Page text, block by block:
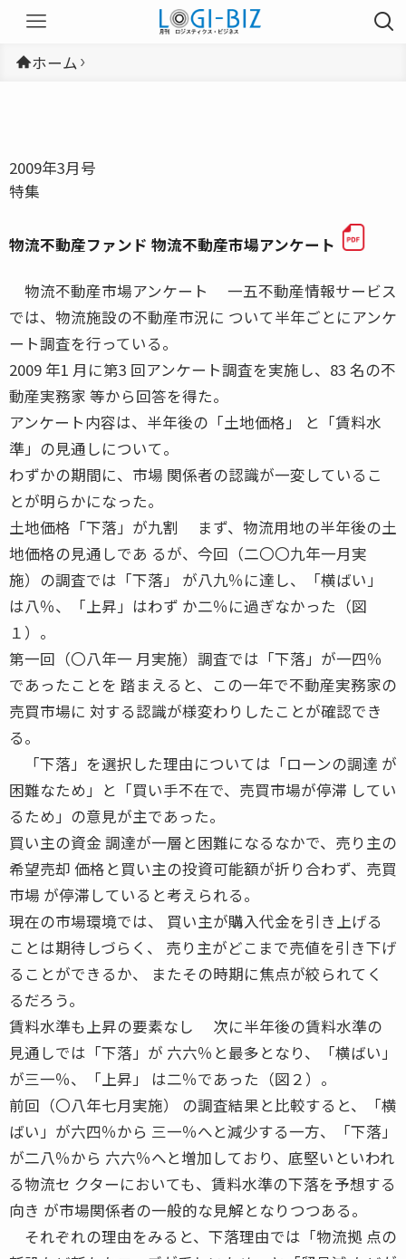
ホーム
2009年3月号
特集
物流不動産ファンド 物流不動産市場アンケート
物流不動産市場アンケート 一五不動産情報サービス
では、物流施設の不動産市況に ついて半年ごとにアンケ
ート調査を行っている。
2009 年1 月に第3 回アンケート調査を実施し、83 名の不
動産実務家 等から回答を得た。
アンケート内容は、半年後の「土地価格」 と「賃料水
準」の見通しについて。
わずかの期間に、市場 関係者の認識が一変しているこ
とが明らかになった。
土地価格「下落」が九割 まず、物流用地の半年後の土
地価格の見通しであ るが、今回（二〇〇九年一月実
施）の調査では「下落」 が八九％に達し、「横ばい」
は八％、「上昇」はわず か二％に過ぎなかった（図
１）。
第一回（〇八年一 月実施）調査では「下落」が一四％
であったことを 踏まえると、この一年で不動産実務家の
売買市場に 対する認識が様変わりしたことが確認でき
る。
「下落」を選択した理由については「ローンの調達 が
困難なため」と「買い手不在で、売買市場が停滞 してい
るため」の意見が主であった。
買い主の資金 調達が一層と困難になるなかで、売り主の
希望売却 価格と買い主の投資可能額が折り合わず、売買
市場 が停滞していると考えられる。
現在の市場環境では、 買い主が購入代金を引き上げる
ことは期待しづらく、 売り主がどこまで売値を引き下げ
ることができるか、 またその時期に焦点が絞られてく
るだろう。
賃料水準も上昇の要素なし 次に半年後の賃料水準の
見通しでは「下落」が 六六％と最多となり、「横ばい」
が三一％、「上昇」 は二％であった（図２）。
前回（〇八年七月実施） の調査結果と比較すると、「横
ばい」が六四％から 三一％へと減少する一方、「下落」
が二八％から 六六％へと増加しており、底堅いといわれ
る物流セ クターにおいても、賃料水準の下落を予想する
向き が市場関係者の一般的な見解となりつつある。
それぞれの理由をみると、下落理由では「物流拠 点の